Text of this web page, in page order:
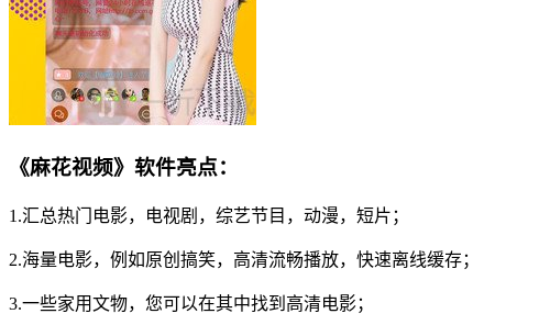
《麻花视频》软件亮点：
1.汇总热门电影，电视剧，综艺节目，动漫，短片；
2.海量电影，例如原创搞笑，高清流畅播放，快速离线缓存；
3.一些家用文物，您可以在其中找到高清电影；